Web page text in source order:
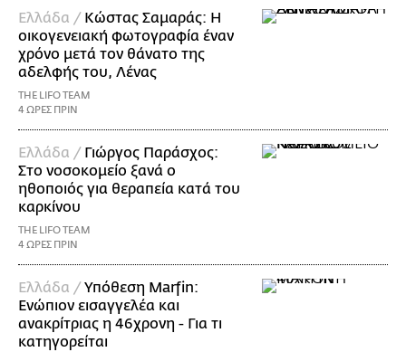
Ελλάδα / Κώστας Σαμαράς: Η
οικογενειακή φωτογραφία έναν
χρόνο μετά τον θάνατο της
αδελφής του, Λένας
THE LIFO TEAM
4 ΩΡΕΣ ΠΡΙΝ
Ελλάδα / Γιώργος Παράσχος:
Στο νοσοκομείο ξανά ο
ηθοποιός για θεραπεία κατά του
καρκίνου
THE LIFO TEAM
4 ΩΡΕΣ ΠΡΙΝ
Ελλάδα / Υπόθεση Marfin:
Ενώπιον εισαγγελέα και
ανακρίτριας η 46χρονη - Για τι
κατηγορείται